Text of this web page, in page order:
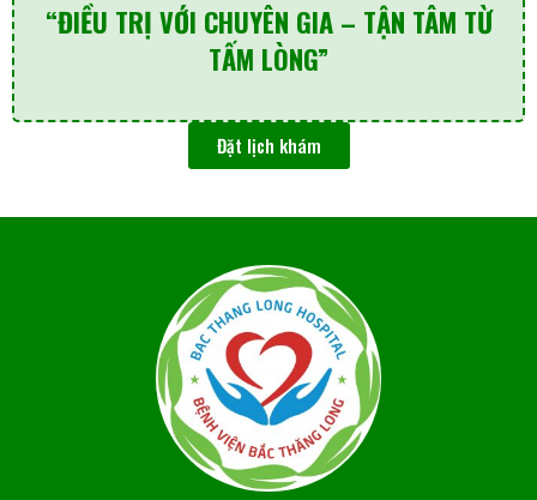
“ĐIỀU TRỊ VỚI CHUYÊN GIA – TẬN TÂM TỪ
TẤM LÒNG”
Đặt lịch khám